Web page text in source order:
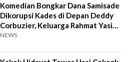
Komedian Bongkar Dana Samisade
Dikorupsi Kades di Depan Deddy
Corbuzier, Keluarga Rahmat Yasin
Kena Sentil
NEWS